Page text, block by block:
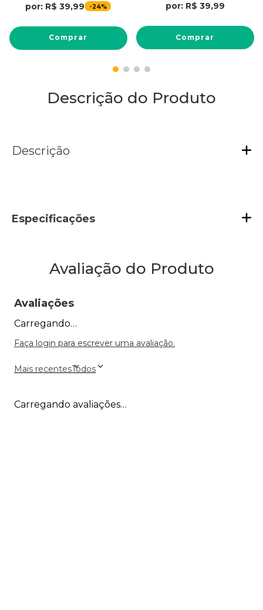
por: R$ 39,99 -24%
Comprar
por: R$ 39,99
Comprar
Descrição do Produto
Descrição
Especificações
Avaliação do Produto
Avaliações
Carregando…
Faça login para escrever uma avaliação.
Mais recentesTodos
Carregando avaliações…